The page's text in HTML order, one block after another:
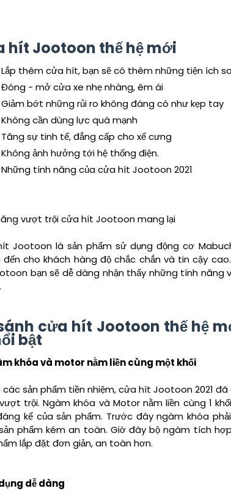
hít Jootoon thế hệ mới
Lắp thêm cửa hít, bạn sẽ có thêm những tiện ích
Đóng - mở cửa xe nhẹ nhàng, êm ái
Giảm bớt những rủi ro không đáng có như kẹp tay
Không cần dùng lực quá mạnh
Tăng sự tinh tế, đẳng cấp cho xế cưng
Không ảnh hưởng tới hệ thống điện.
Những tính năng của cửa hít Jootoon 2021
vượt trội cửa hít Jootoon mang lại
Jootoon là sản phẩm sử dụng động cơ
cho khách hàng độ chắc chắn và tin cậy
bạn sẽ dễ dàng nhận thấy những tính năng
cửa hít Jootoon thế hệ
bật
khóa và motor nằm liền cùng một khối
các sản phẩm tiền nhiệm, cửa hít Jootoon 2021
trội. Ngàm khóa và Motor nằm liền cùng 1
kể của sản phẩm. Trước đây ngàm khóa
phẩm kém an toàn. Giờ đây bộ ngàm tích
lắp đặt đơn giản, an toàn hơn.
dễ dàng